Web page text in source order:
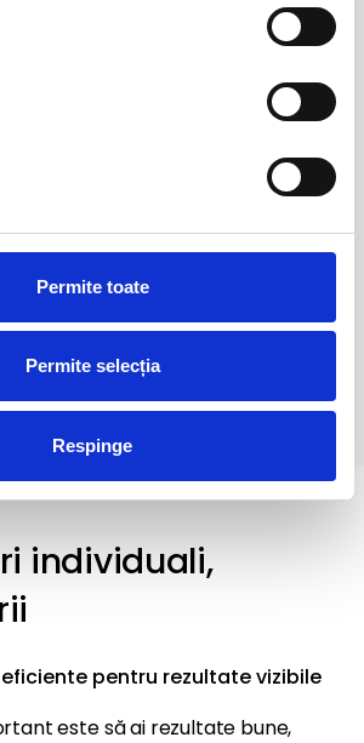
Permite toate
Permite selecția
Respinge
individuali,
pentru rezultate vizibile
este să ai rezultate bune,